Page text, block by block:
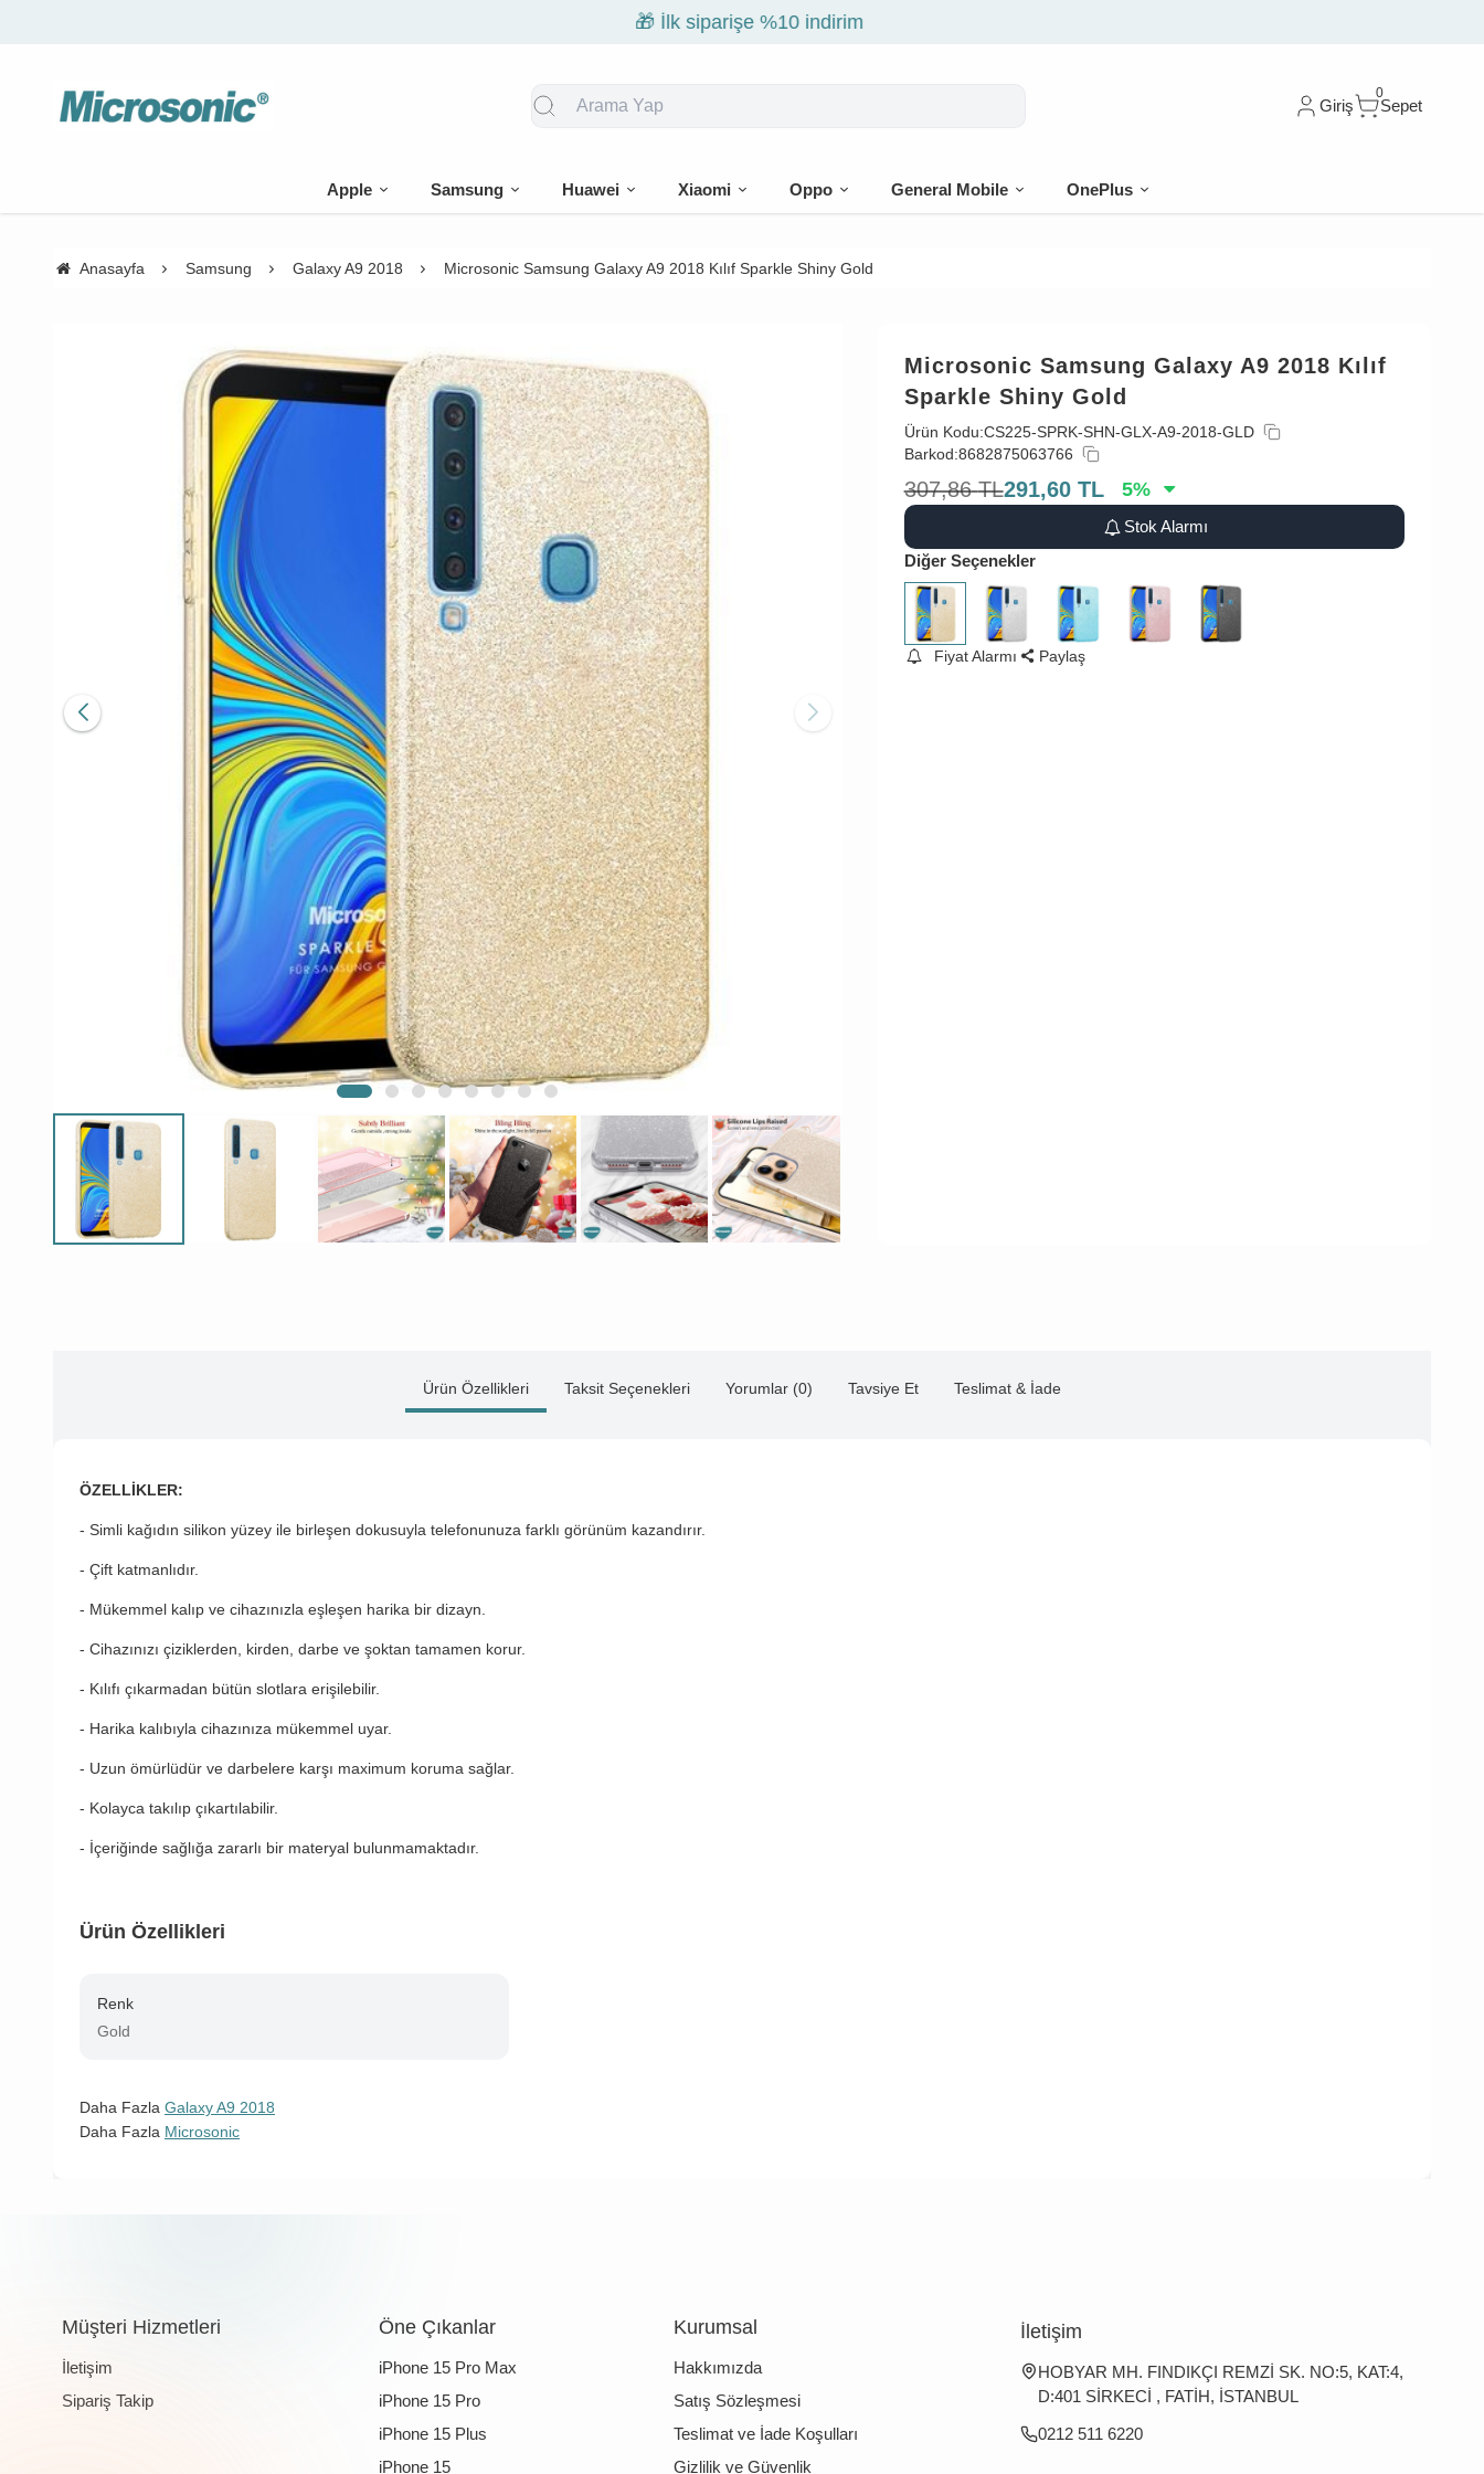
🎁 İlk siparişe %10 indirim
Giriş
0
Sepet
Apple Samsung Huawei Xiaomi Oppo General Mobile OnePlus
Anasayfa Samsung Galaxy A9 2018 Microsonic Samsung Galaxy A9 2018 Kılıf Sparkle Shiny Gold
Microsonic Samsung Galaxy A9 2018 Kılıf
Sparkle Shiny Gold
Ürün Kodu:CS225-SPRK-SHN-GLX-A9-2018-GLD
Barkod:8682875063766
307,86 TL291,60 TL 5%
Stok Alarmı
Diğer Seçenekler
Fiyat Alarmı Paylaş
Ürün Özellikleri Taksit Seçenekleri Yorumlar (0) Tavsiye Et Teslimat & İade
ÖZELLİKLER:
- Simli kağıdın silikon yüzey ile birleşen dokusuyla telefonunuza farklı görünüm kazandırır.
- Çift katmanlıdır.
- Mükemmel kalıp ve cihazınızla eşleşen harika bir dizayn.
- Cihazınızı çiziklerden, kirden, darbe ve şoktan tamamen korur.
- Kılıfı çıkarmadan bütün slotlara erişilebilir.
- Harika kalıbıyla cihazınıza mükemmel uyar.
- Uzun ömürlüdür ve darbelere karşı maximum koruma sağlar.
- Kolayca takılıp çıkartılabilir.
- İçeriğinde sağlığa zararlı bir materyal bulunmamaktadır.
Ürün Özellikleri
Renk
Gold
Daha Fazla Galaxy A9 2018
Daha Fazla Microsonic
Müşteri Hizmetleri
İletişim
Sipariş Takip
Öne Çıkanlar
iPhone 15 Pro Max
iPhone 15 Pro
iPhone 15 Plus
iPhone 15
Kurumsal
Hakkımızda
Satış Sözleşmesi
Teslimat ve İade Koşulları
Gizlilik ve Güvenlik
İletişim
HOBYAR MH. FINDIKÇI REMZİ SK. NO:5, KAT:4,
D:401 SİRKECİ , FATİH, İSTANBUL
0212 511 6220